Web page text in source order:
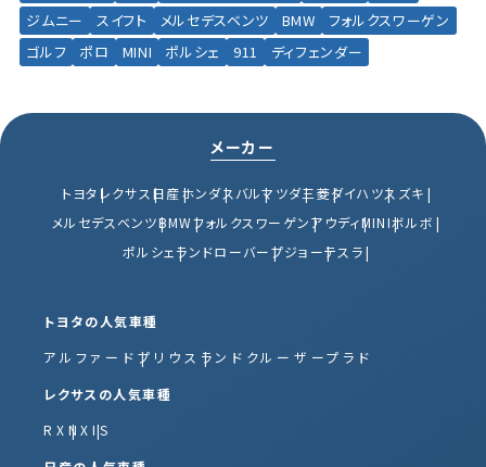
ジムニー
スイフト メルセデスベンツ BMW
フォルクスワーゲン
ゴルフ
ポロ MINI ポルシェ 911 ディフェンダー
メーカー
トヨタ レクサス日産ホンダスバルマツダ三菱ダイハツスズキ
メルセデスベンツBMWフォルクスワーゲンアウディMINIボルボ
ポルシェランドローバープジョーテスラ
トヨタの人気車種
アルファード プリウス ランドクルーザープラド
レクサスの人気車種
RX NXIS